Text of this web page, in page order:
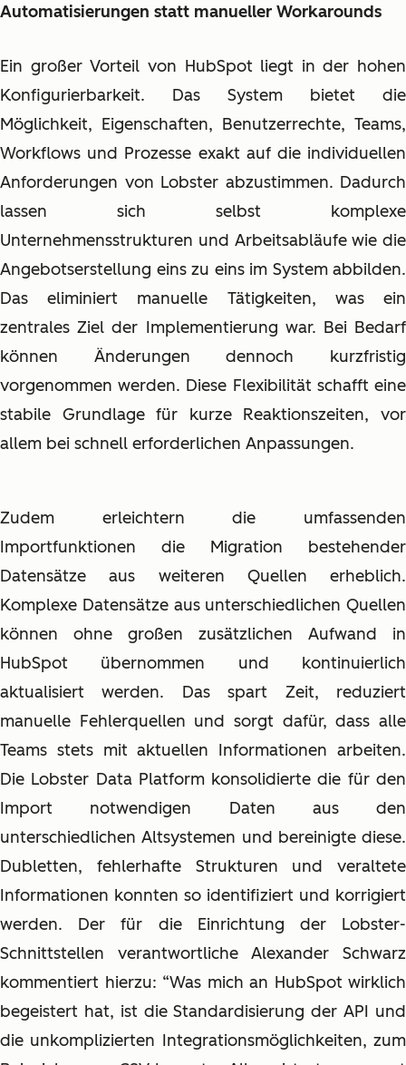
Automatisierungen statt manueller Workarounds
Ein großer Vorteil von HubSpot liegt in der hohen
Konfigurierbarkeit. Das System bietet die
Möglichkeit, Eigenschaften, Benutzerrechte, Teams,
Workflows und Prozesse exakt auf die individuellen
Anforderungen von Lobster abzustimmen. Dadurch
lassen sich selbst komplexe
Unternehmensstrukturen und Arbeitsabläufe wie die
Angebotserstellung eins zu eins im System abbilden.
Das eliminiert manuelle Tätigkeiten, was ein
zentrales Ziel der Implementierung war. Bei Bedarf
können Änderungen dennoch kurzfristig
vorgenommen werden. Diese Flexibilität schafft eine
stabile Grundlage für kurze Reaktionszeiten, vor
allem bei schnell erforderlichen Anpassungen.
Zudem erleichtern die umfassenden
Importfunktionen die Migration bestehender
Datensätze aus weiteren Quellen erheblich.
Komplexe Datensätze aus unterschiedlichen Quellen
können ohne großen zusätzlichen Aufwand in
HubSpot übernommen und kontinuierlich
aktualisiert werden. Das spart Zeit, reduziert
manuelle Fehlerquellen und sorgt dafür, dass alle
Teams stets mit aktuellen Informationen arbeiten.
Die Lobster Data Platform konsolidierte die für den
Import notwendigen Daten aus den
unterschiedlichen Altsystemen und bereinigte diese.
Dubletten, fehlerhafte Strukturen und veraltete
Informationen konnten so identifiziert und korrigiert
werden. Der für die Einrichtung der Lobster-
Schnittstellen verantwortliche Alexander Schwarz
kommentiert hierzu: “Was mich an HubSpot wirklich
begeistert hat, ist die Standardisierung der API und
die unkomplizierten Integrationsmöglichkeiten, zum